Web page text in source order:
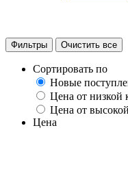
Фильтры Очистить все
Сортировать по
Новые
Цена от низкой
Цена от
Цена